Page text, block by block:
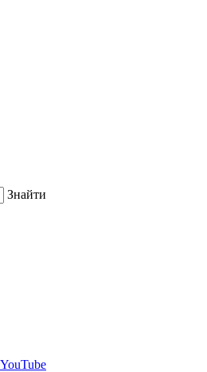
Знайти